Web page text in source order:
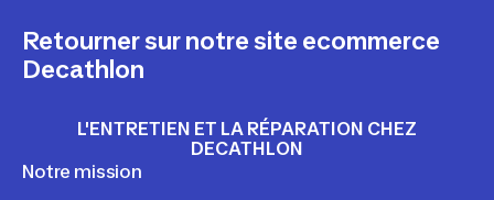
Retourner sur notre site ecommerce
Decathlon
L'ENTRETIEN ET LA RÉPARATION CHEZ
DECATHLON
Notre mission